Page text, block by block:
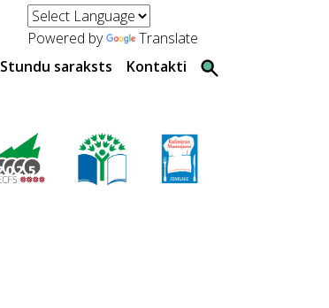
Powered by
Translate
Stundu saraksts Kontakti